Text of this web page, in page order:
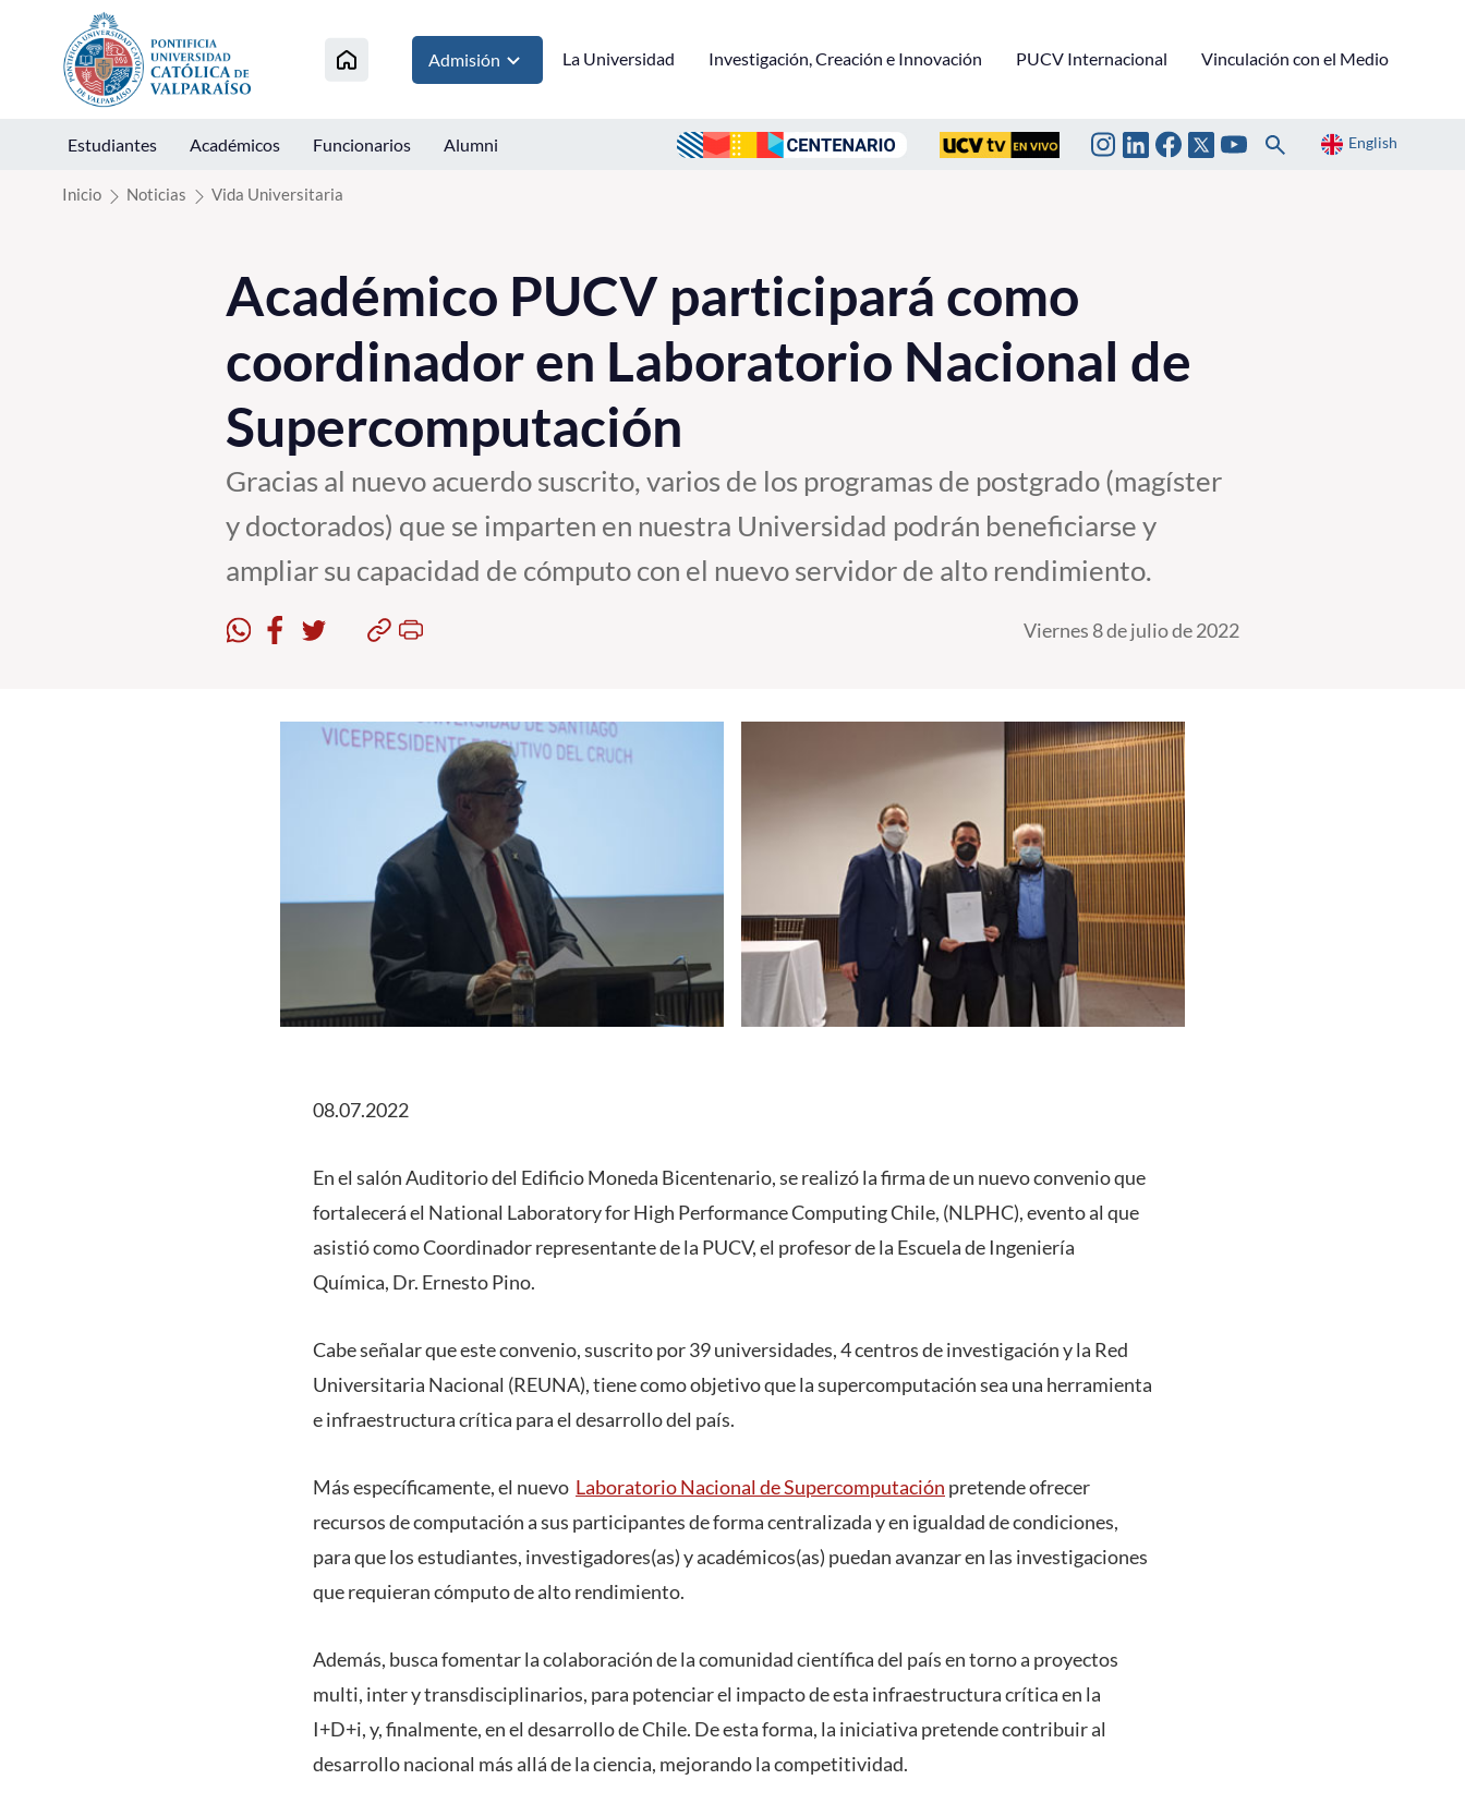
Click acá para ir directamente al contenido
Admisión La Universidad Investigación, Creación e Innovación PUCV Internacional Vinculación con el Medio
Estudiantes Académicos Funcionarios Alumni English
Inicio Noticias Vida Universitaria
Académico PUCV participará como
coordinador en Laboratorio Nacional de
Supercomputación
Gracias al nuevo acuerdo suscrito, varios de los programas de postgrado (magíster
y doctorados) que se imparten en nuestra Universidad podrán beneficiarse y
ampliar su capacidad de cómputo con el nuevo servidor de alto rendimiento.
Viernes 8 de julio de 2022
08.07.2022
En el salón Auditorio del Edificio Moneda Bicentenario, se realizó la firma de un nuevo convenio que
fortalecerá el National Laboratory for High Performance Computing Chile, (NLPHC), evento al que
asistió como Coordinador representante de la PUCV, el profesor de la Escuela de Ingeniería
Química, Dr. Ernesto Pino.
Cabe señalar que este convenio, suscrito por 39 universidades, 4 centros de investigación y la Red
Universitaria Nacional (REUNA), tiene como objetivo que la supercomputación sea una herramienta
e infraestructura crítica para el desarrollo del país.
Más específicamente, el nuevo Laboratorio Nacional de Supercomputación pretende ofrecer
recursos de computación a sus participantes de forma centralizada y en igualdad de condiciones,
para que los estudiantes, investigadores(as) y académicos(as) puedan avanzar en las investigaciones
que requieran cómputo de alto rendimiento.
Además, busca fomentar la colaboración de la comunidad científica del país en torno a proyectos
multi, inter y transdisciplinarios, para potenciar el impacto de esta infraestructura crítica en la
I+D+i, y, finalmente, en el desarrollo de Chile. De esta forma, la iniciativa pretende contribuir al
desarrollo nacional más allá de la ciencia, mejorando la competitividad.